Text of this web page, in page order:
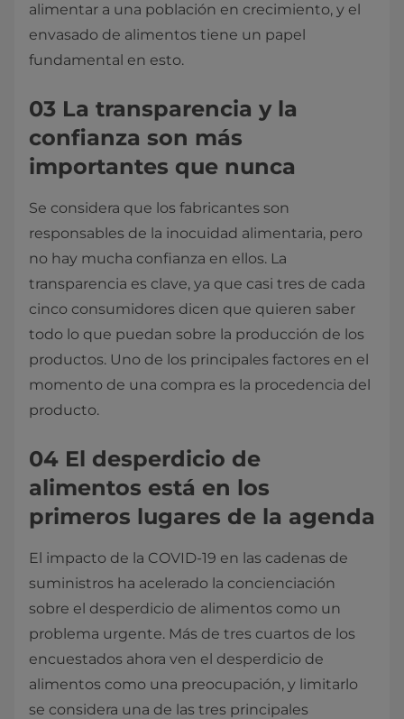
alimentar a una población en crecimiento, y el
envasado de alimentos tiene un papel
fundamental en esto.
03 La transparencia y la
confianza son más
importantes que nunca
Se considera que los fabricantes son
responsables de la inocuidad alimentaria, pero
no hay mucha confianza en ellos. La
transparencia es clave, ya que casi tres de cada
cinco consumidores dicen que quieren saber
todo lo que puedan sobre la producción de los
productos. Uno de los principales factores en el
momento de una compra es la procedencia del
producto.
04 El desperdicio de
alimentos está en los
primeros lugares de la agenda
El impacto de la COVID-19 en las cadenas de
suministros ha acelerado la concienciación
sobre el desperdicio de alimentos como un
problema urgente. Más de tres cuartos de los
encuestados ahora ven el desperdicio de
alimentos como una preocupación, y limitarlo
se considera una de las tres principales